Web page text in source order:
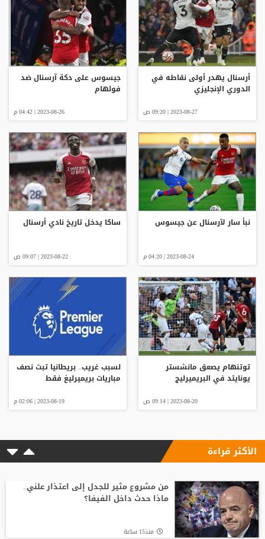
أرسنال يهدر أولى نقاطه في
الدوري الإنجليزي
2023-08-27 | 09:20 ص
جيسوس على دكة آرسنال ضد
فولهام
2023-08-26 | 04:42 م
نبأ سار لآرسنال عن جيسوس
2023-08-24 | 04:20 م
ساكا يدخل تاريخ نادي أرسنال
2023-08-22 | 09:07 ص
توتنهام يصعق مانشستر
يونايتد في البريميرليج
2023-08-20 | 09:14 ص
لسبب غريب.. بريطانيا تبث نصف
مباريات بريميرليغ فقط
2023-08-19 | 02:06 م
الأكثر قراءة
من مشروع مثير للجدل إلى اعتذار علني..
ماذا حدث داخل الفيفا؟
منذ15 ساعة